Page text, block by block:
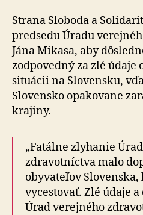
Strana Sloboda a
predsedu Úradu
Jána Mikasa, aby
zodpovedný za zlé údaje
situácii na Slovensku,
Slovensko opakovane
krajiny.
„Fatálne zlyhanie
zdravotníctva malo
obyvateľov
vycestovať. Zlé údaje
Úrad verejného